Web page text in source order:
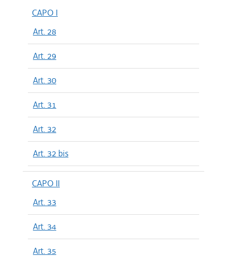
CAPO I
Art. 28
Art. 29
Art. 30
Art. 31
Art. 32
Art. 32 bis
CAPO II
Art. 33
Art. 34
Art. 35